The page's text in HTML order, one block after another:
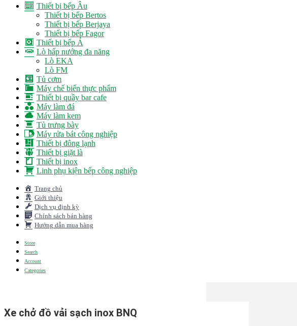
Thiết bị bếp Âu
Thiết bị bếp Bertos
Thiết bị bếp Berjaya
Thiết bị bếp Fagor
Thiết bị bếp Á
Lò hấp nướng đa năng
Lò EKA
Lò FM
Tủ cơm
Máy chế biến thực phẩm
Thiết bị quầy bar cafe
Máy làm đá
Máy làm kem
Tủ trưng bày
Máy rửa bát công nghiệp
Thiết bị đông lạnh
Thiết bị giặt là
Thiết bị inox
Linh phụ kiện bếp công nghiệp
Trang chủ
Giới thiệu
Dịch vụ định kỳ
Chính sách bán hàng
Hướng dẫn mua hàng
Store
Search
Account
Categories
Xe chở đồ vải sạch inox BNQ